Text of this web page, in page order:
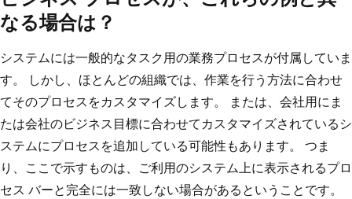
なる場合は？
システムには一般的なタスク用の業務プロセスが付属していま
す。 しかし、ほとんどの組織では、作業を行う方法に合わせ
てそのプロセスをカスタマイズします。 または、会社用にま
たは会社のビジネス目標に合わせてカスタマイズされているシ
ステムにプロセスを追加している可能性もあります。 つま
り、ここで示すものは、ご利用のシステム上に表示されるプロ
セス バーと完全には一致しない場合があるということです。